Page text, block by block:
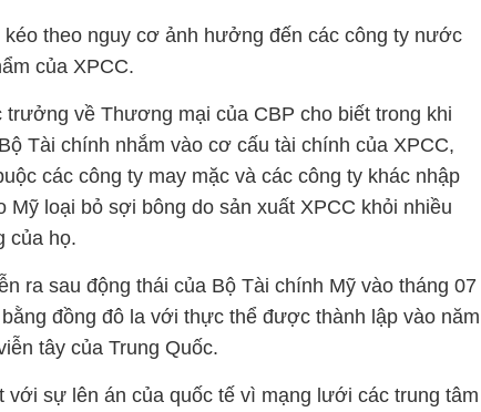
theo nguy cơ ảnh hưởng đến các công ty nước
của XPCC.
trưởng về Thương mại của CBP cho biết trong khi
Tài chính nhắm vào cơ cấu tài chính của XPCC,
các công ty may mặc và các công ty khác nhập
Mỹ loại bỏ sợi bông do sản xuất XPCC khỏi nhiều
của họ.
ra sau động thái của Bộ Tài chính Mỹ vào tháng 07
đồng đô la với thực thể được thành lập vào năm
tây của Trung Quốc.
với sự lên án của quốc tế vì mạng lưới các trung tâm